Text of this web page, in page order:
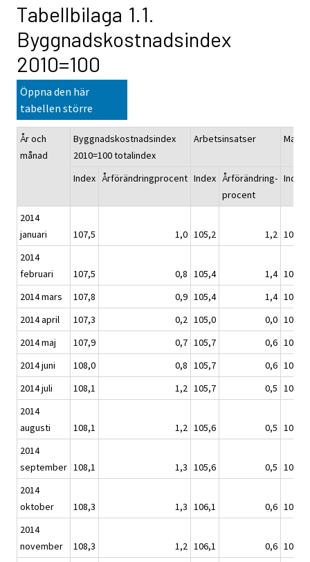
Tabellbilaga 1.1.
Byggnadskostnadsindex
2010=100
Öppna den här
tabellen större
År och
månad
Byggnadskostnadsindex
2010=100 totalindex
Arbetsinsatser
Index Årförändringprocent Index Årförändring-
procent
Index
2014
januari
107,5 1,0 105,2 1,2 107,4
2014
februari
107,5 0,8 105,4 1,4 107,2
2014 mars
107,8 0,9 105,4 1,4 107,6
2014 april
107,3 0,2 105,0 0,0 107,0
2014 maj
107,9 0,7 105,7 0,6 107,7
2014 juni
108,0 0,8 105,7 0,6 107,9
2014 juli
108,1 1,2 105,7 0,5 108,1
2014
augusti
108,1 1,2 105,6 0,5 108,2
2014
september 108,1 1,3 105,6 0,5 108,1
2014
oktober
108,3 1,3 106,1 0,6 108,1
2014
november
108,3 1,2 106,1 0,6 108,2